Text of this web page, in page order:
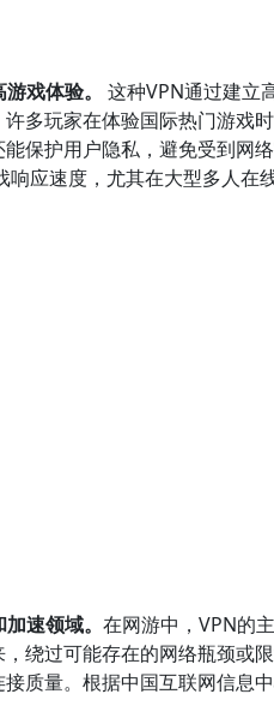
戏体验。
这种VPN通过建立
多玩家在体验国际热门游戏
保护用户隐私，避免受到网
应速度，尤其在大型多人在
速领域。 在网游中，VPN的
绕过可能存在的网络瓶颈或
质量。根据中国互联网信息